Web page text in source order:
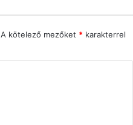
A kötelező mezőket * karakterrel